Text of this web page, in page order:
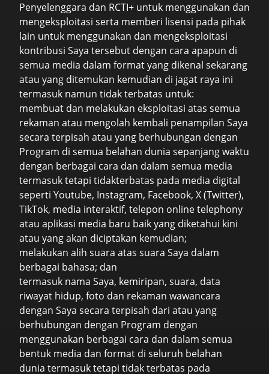
Penyelenggara dan RCTI+ untuk menggunakan dan
mengeksploitasi serta memberi lisensi pada pihak
lain untuk menggunakan dan mengeksploitasi
kontribusi Saya tersebut dengan cara apapun di
semua media dalam format yang dikenal sekarang
atau yang ditemukan kemudian di jagat raya ini
termasuk namun tidak terbatas untuk:
membuat dan melakukan eksploitasi atas semua
rekaman atau mengolah kembali penampilan Saya
secara terpisah atau yang berhubungan dengan
Program di semua belahan dunia sepanjang waktu
dengan berbagai cara dan dalam semua media
termasuk tetapi tidakterbatas pada media digital
seperti Youtube, Instagram, Facebook, X (Twitter),
TikTok, media interaktif, telepon online telephony
atau aplikasi media baru baik yang diketahui kini
atau yang akan diciptakan kemudian;
melakukan alih suara atas suara Saya dalam
berbagai bahasa; dan
termasuk nama Saya, kemiripan, suara, data
riwayat hidup, foto dan rekaman wawancara
dengan Saya secara terpisah dari atau yang
berhubungan dengan Program dengan
menggunakan berbagai cara dan dalam semua
bentuk media dan format di seluruh belahan
dunia termasuk tetapi tidak terbatas pada